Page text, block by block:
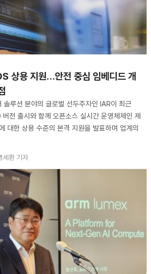
상용 지원…안전 중심 임베디드 개
솔루션 분야의 글로벌 선두주자인 IAR이 최근
전 출시와 함께 오픈소스 실시간 운영체제인 제
한 상용 수준의 본격 지원을 발표하며 업계의
세환 기자